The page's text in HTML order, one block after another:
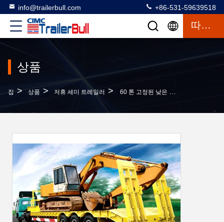
info@trailerbull.com +86-531-59639518
따옴표
상품
집 > 상품 > 저휴 세미 트레일러 > 60 톤 고정된 낮은 데크 고스 넥 트레일러 / 낮은 평면 반 트레일러 3 축